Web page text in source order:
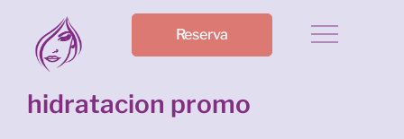
Reserva
hidratacion promo